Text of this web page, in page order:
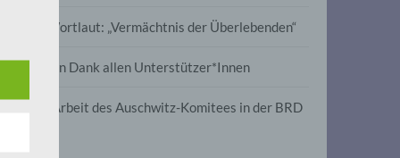
Im Wortlaut: „Vermächtnis der Überlebenden“
Vielen Dank allen Unterstützer*Innen
Zur Arbeit des Auschwitz-Komitees in der BRD